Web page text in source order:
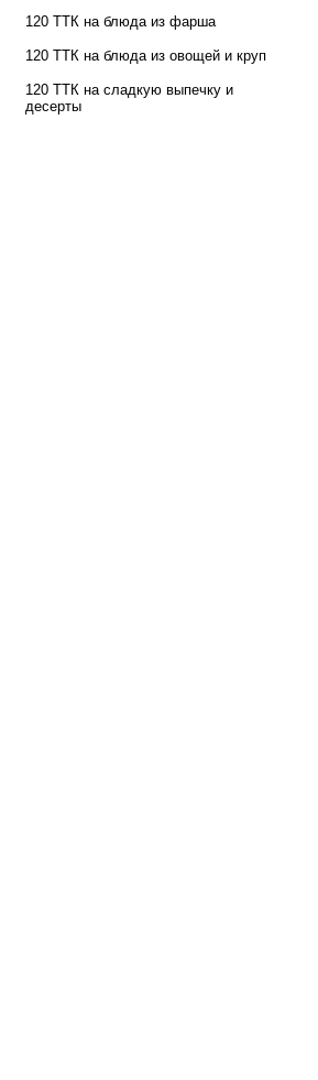
120 ТТК на блюда из фарша
120 ТТК на блюда из овощей и круп
120 ТТК на сладкую выпечку и
десерты